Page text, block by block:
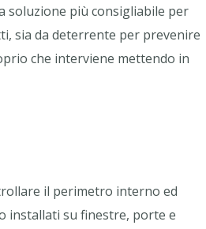
soluzione più consigliabile per
sia da deterrente per prevenire
che interviene mettendo in
il perimetro interno ed
installati su finestre, porte e